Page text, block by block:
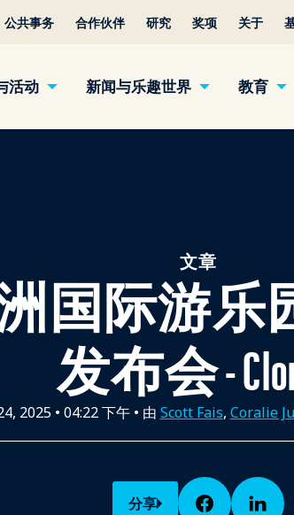
公共事务 合作伙伴 研究 奖项 关于
活动 新闻与乐趣世界 教育
文章
洲国际游
发布会 -
2025• 04:22 下午• 由 Scott Fais, Coralie
分享